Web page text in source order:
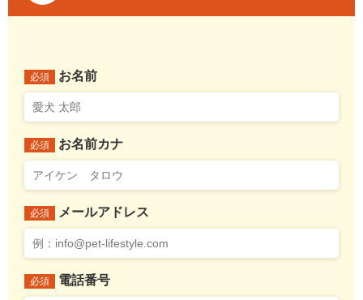
必須 お名前
必須 お名前カナ
必須 メールアドレス
必須 電話番号